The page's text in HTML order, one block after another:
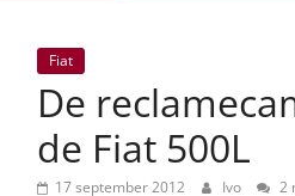
Italiaans
autonieuws
lifestyle
Fiat
De
de Fiat 500L
17 september 2012 Ivo 2